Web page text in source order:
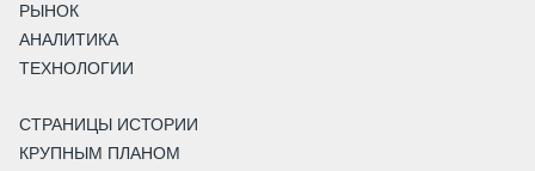
РЫНОК
АНАЛИТИКА
ТЕХНОЛОГИИ
СТРАНИЦЫ ИСТОРИИ
КРУПНЫМ ПЛАНОМ